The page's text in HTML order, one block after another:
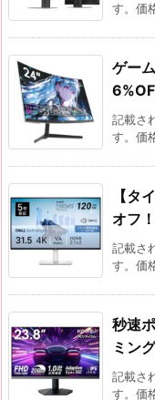
す。価
ゲー
記載さ
す。価
【タ
オフ
記載さ
す。価
秒速
ミン
記載さ
す。価